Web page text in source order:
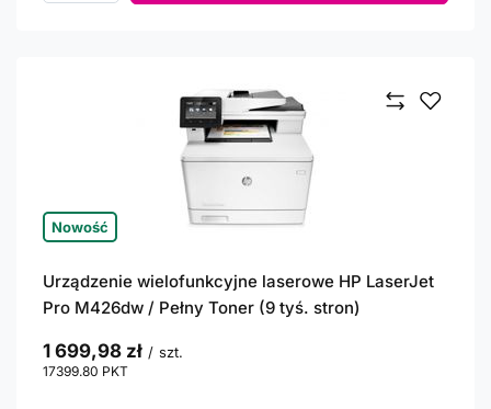
Nowość
Urządzenie wielofunkcyjne laserowe HP LaserJet
Pro M426dw / Pełny Toner (9 tyś. stron)
1 699,98 zł / szt.
17399.80 PKT